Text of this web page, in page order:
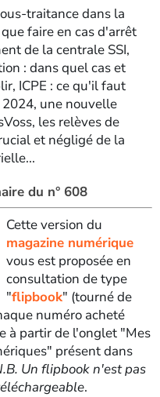
traitance dans la
faire en cas d'arrêt
de la centrale SSI,
: dans quel cas et
ICPE : ce qu'il faut
une nouvelle
les relèves de
et négligé de la
du n° 608
Cette version du
magazine numérique
vous est proposée en
consultation de type
"flipbook" (tourné de
numéro acheté
à partir de l'onglet "Mes
présent dans
Un flipbook n'est pas
.